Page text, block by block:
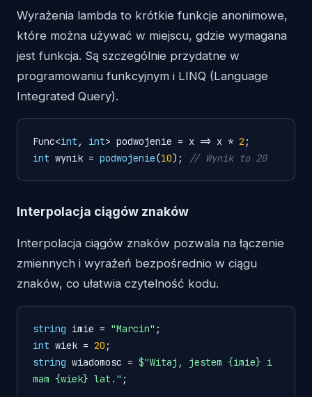
Wyrażenia lambda to krótkie funkcje anonimowe,
które można używać w miejscu, gdzie wymagana
jest funkcja. Są szczególnie przydatne w
programowaniu funkcyjnym i LINQ (Language
Integrated Query).
Func<int , int> podwojenie = x => x * 2
int wynik = podwojenie(10); // Wynik to 20
Interpolacja ciągów znaków
Interpolacja ciągów znaków pozwala na łączenie
zmiennych i wyrażeń bezpośrednio w ciągu
znaków, co ułatwia czytelność kodu.
string imie = "Marcin"
int wiek = 20
string wiadomosc = $"Witaj, jestem {imie} i
mam {wiek} lat."